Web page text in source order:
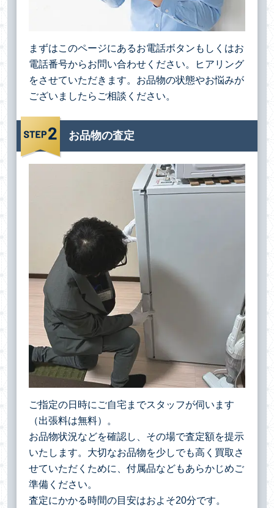
まずはこのページにあるお電話ボタンもしくはお
電話番号からお問い合わせください。ヒアリング
をさせていただきます。お品物の状態やお悩みが
ございましたらご相談ください。
お品物の査定
ご指定の日時にご自宅までスタッフが伺います
（出張料は無料）。
お品物状況などを確認し、その場で査定額を提示
いたします。大切なお品物を少しでも高く買取さ
せていただくために、付属品などもあらかじめご
準備ください。
査定にかかる時間の目安はおよそ20分です。